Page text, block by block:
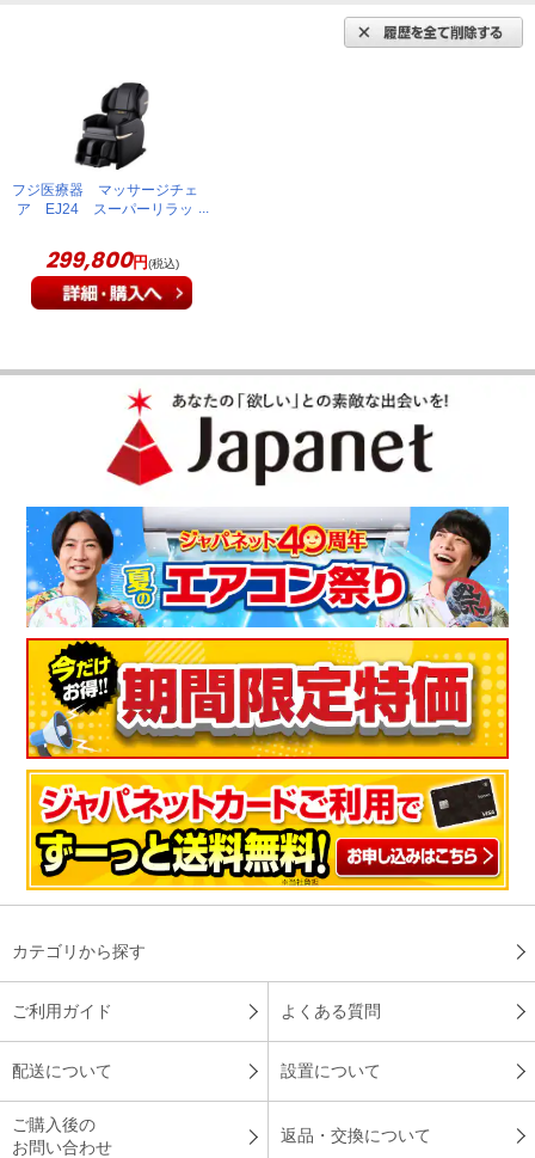
家族全員で使っています。小学生の孫も毎日何回も使っていま
す。大満足です。
※「お客様の声」は実際にご購入されたお客様からのご意見を掲載しておりま
商品により、同一シリーズをご購入された方の声を含みます。
フジ医療器 マッサージチェ
ア EJ24 スーパーリラッ
FJ180(BK)
299,800円(税込)
カテゴリから探す
ご利用ガイド よくある質問
配送について 設置について
ご購入後の
お問い合わせ
返品・交換について